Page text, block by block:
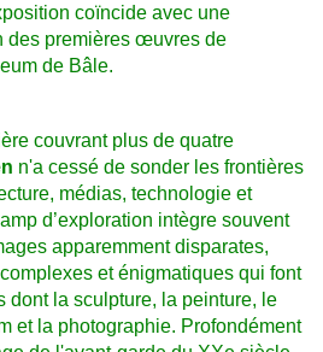
coïncide avec une
des premières œuvres de
de Bâle.
couvrant plus de quatre
n'a cessé de sonder les frontières
médias, technologie et
d’exploration intègre souvent
apparemment disparates,
et énigmatiques qui font
dont la sculpture, la peinture, le
et la photographie. Profondément